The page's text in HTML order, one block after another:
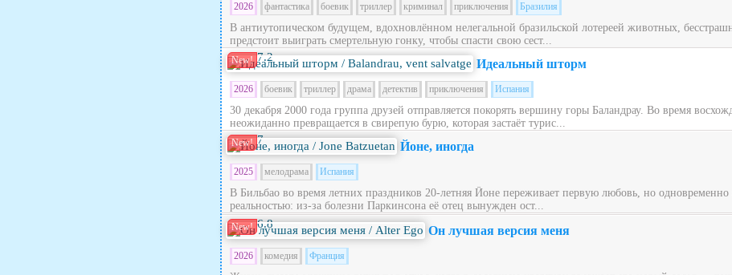
2026 фантастика боевик триллер криминал приключения Бразилия
В антиутопическом будущем, вдохновлённом нелегальной бразильской лотереей животных,
предстоит выиграть смертельную гонку, чтобы спасти свою сест...
New! 7.2 Идеальный шторм
2026 боевик триллер драма детектив приключения Испания
30 декабря 2000 года группа друзей отправляется покорять вершину горы Баландрау. Во время
неожиданно превращается в свирепую бурю, которая застаёт турис...
New! 7 Йоне, иногда
2025 мелодрама Испания
В Бильбао во время летних праздников 20‑летняя Йоне переживает первую любовь, но одновременно
реальностью: из‑за болезни Паркинсона её отец вынужден ост...
New! 6.8 Он лучшая версия меня
2026 комедия Франция